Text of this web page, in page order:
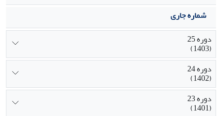
شماره جاری
دوره 25
(1403)
دوره 24
(1402)
دوره 23
(1401)